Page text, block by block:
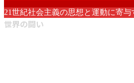
21世紀社会主義の思想と運動に寄
世界の闘い